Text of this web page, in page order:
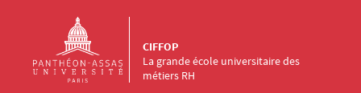
La grande école universitaire des
métiers RH
CIFFOP